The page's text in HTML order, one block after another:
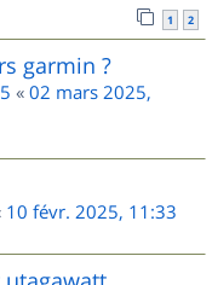
1 2
garmin ?
« 02 mars 2025,
10 févr. 2025, 11:33